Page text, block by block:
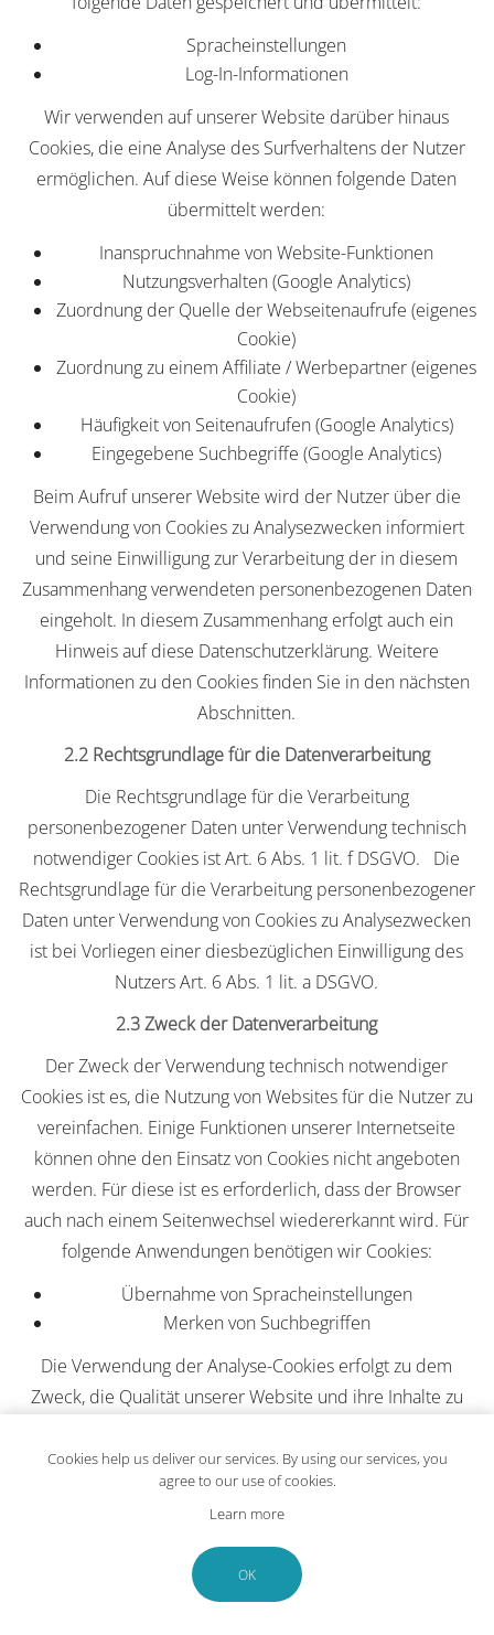
Spracheinstellungen
Log-In-Informationen
Wir verwenden auf unserer Website darüber hinaus
Cookies, die eine Analyse des Surfverhaltens der Nutzer
ermöglichen. Auf diese Weise können folgende Daten
übermittelt werden:
Inanspruchnahme von Website-Funktionen
Nutzungsverhalten (Google Analytics)
Zuordnung der Quelle der Webseitenaufrufe (eigenes
Cookie)
Zuordnung zu einem Affiliate / Werbepartner (eigenes
Cookie)
Häufigkeit von Seitenaufrufen (Google Analytics)
Eingegebene Suchbegriffe (Google Analytics)
Beim Aufruf unserer Website wird der Nutzer über die
Verwendung von Cookies zu Analysezwecken informiert
und seine Einwilligung zur Verarbeitung der in diesem
Zusammenhang verwendeten personenbezogenen Daten
eingeholt. In diesem Zusammenhang erfolgt auch ein
Hinweis auf diese Datenschutzerklärung. Weitere
Informationen zu den Cookies finden Sie in den nächsten
Abschnitten.
2.2 Rechtsgrundlage für die Datenverarbeitung
Die Rechtsgrundlage für die Verarbeitung
personenbezogener Daten unter Verwendung technisch
notwendiger Cookies ist Art. 6 Abs. 1 lit. f DSGVO. Die
Rechtsgrundlage für die Verarbeitung personenbezogener
Daten unter Verwendung von Cookies zu Analysezwecken
ist bei Vorliegen einer diesbezüglichen Einwilligung des
Nutzers Art. 6 Abs. 1 lit. a DSGVO.
2.3 Zweck der Datenverarbeitung
Der Zweck der Verwendung technisch notwendiger
Cookies ist es, die Nutzung von Websites für die Nutzer zu
vereinfachen. Einige Funktionen unserer Internetseite
können ohne den Einsatz von Cookies nicht angeboten
werden. Für diese ist es erforderlich, dass der Browser
auch nach einem Seitenwechsel wiedererkannt wird. Für
folgende Anwendungen benötigen wir Cookies:
Übernahme von Spracheinstellungen
Merken von Suchbegriffen
Die Verwendung der Analyse-Cookies erfolgt zu dem
Zweck, die Qualität unserer Website und ihre Inhalte zu
die Website genutzt wird und können so unser Angebot
stetig optimieren.
Beseitigungsmöglichkeit
Cookies werden auf Ihrem Rechner gespeichert und von
Cookies help us deliver our services. By using our services, you
agree to our use of cookies.
Learn more
OK